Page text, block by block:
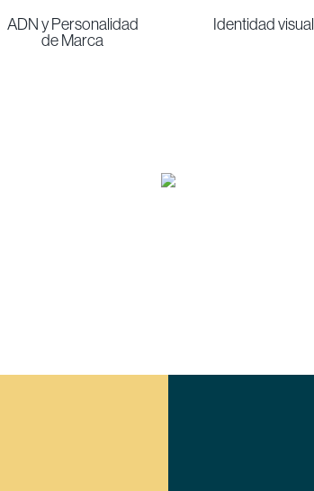
ADN y Personalidad
de Marca
Identidad visual